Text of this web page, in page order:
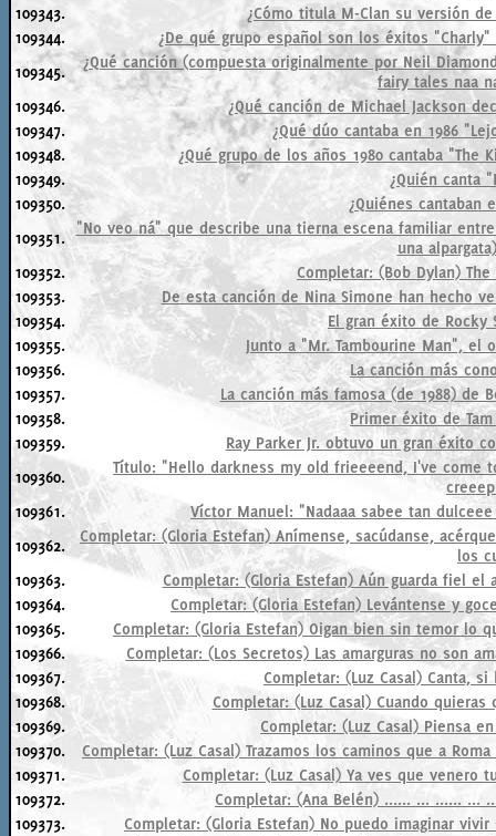
109343.
¿Cómo titula M-Clan su versión
109344.
¿De qué grupo español son los éxitos
109345.
¿Qué canción (compuesta originalmente por Neil
fairy tales naa
109346.
¿Qué canción de Michael Jackson
109347.
¿Qué dúo cantaba en 1986
109348.
¿Qué grupo de los años 1980 cantaba
109349.
¿Quién canta
109350.
¿Quiénes cantaban
109351.
"No veo ná" que describe una tierna escena familiar
una
109352.
Completar: (Bob Dylan)
109353.
De esta canción de Nina Simone han hecho
109354.
El gran éxito de Rocky
109355.
Junto a "Mr. Tambourine Man", el
109356.
La canción más
109357.
La canción más famosa (de 1988) de
109358.
Primer éxito de Tam
109359.
Ray Parker Jr. obtuvo un gran éxito
109360.
Título: "Hello darkness my old frieeeend, I've come
109361.
Víctor Manuel: "Nadaaa sabee tan
109362.
Completar: (Gloria Estefan) Anímense, sacúdanse,
los
109363.
Completar: (Gloria Estefan) Aún guarda fiel
109364.
Completar: (Gloria Estefan) Levántense y
109365.
Completar: (Gloria Estefan) Oigan bien sin temor lo
109366.
Completar: (Los Secretos) Las amarguras no son
109367.
Completar: (Luz Casal) Canta,
109368.
Completar: (Luz Casal) Cuando
109369.
Completar: (Luz Casal) Piensa
109370.
Completar: (Luz Casal) Trazamos los caminos que a
109371.
Completar: (Luz Casal) Ya ves que venero
109372.
Completar: (Ana Belén) ...... ... ......
109373.
Completar: (Gloria Estefan) No puedo imaginar